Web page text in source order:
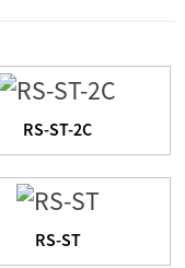
RS-ST-2C
RS-ST